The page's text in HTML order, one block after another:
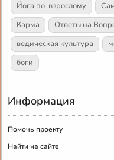
Йога по-взрослому
Карма
Ответы на
ведическая культура
боги
Информация
Помочь проекту
Найти на сайте